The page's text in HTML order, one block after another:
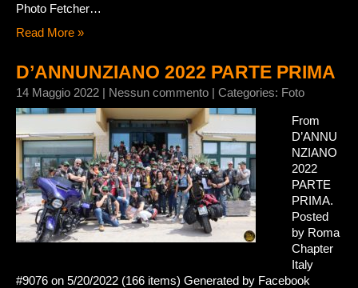
Photo Fetcher…
Read More »
D’ANNUNZIANO 2022 PARTE PRIMA
14 Maggio 2022 | Nessun commento | Categories: Foto
From
D’ANNU
NZIANO
2022
PARTE
PRIMA.
Posted
by Roma
Chapter
Italy
#9076 on 5/20/2022 (166 items) Generated by Facebook